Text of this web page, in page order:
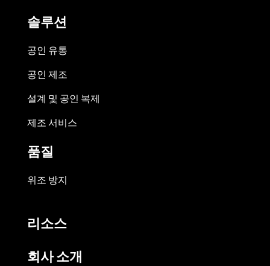
솔루션
공인 유통
공인 제조
설계 및 공인 복제
제조 서비스
품질
위조 방지
리소스
회사 소개